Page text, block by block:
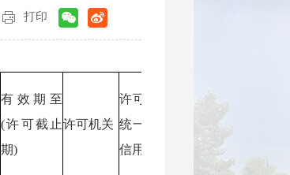
打印
有效期至
(许可截止
期)
许可机关
许可机关
统一社会
信用代码